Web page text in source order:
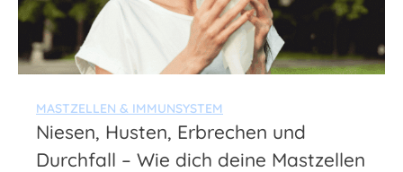
MASTZELLEN & IMMUNSYSTEM
Niesen, Husten, Erbrechen und
Durchfall – Wie dich deine Mastzellen